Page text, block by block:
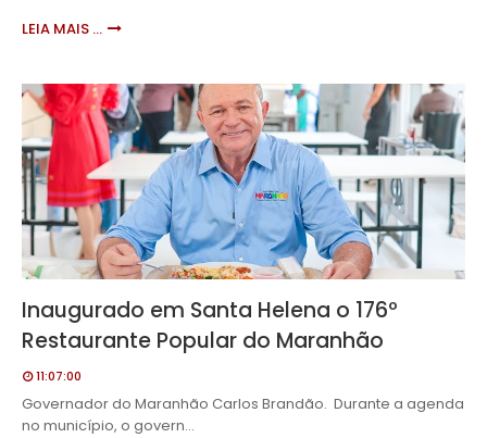
LEIA MAIS ...
Inaugurado em Santa Helena o 176º
Restaurante Popular do Maranhão
11:07:00
Governador do Maranhão Carlos Brandão. Durante a agenda
no município, o govern…